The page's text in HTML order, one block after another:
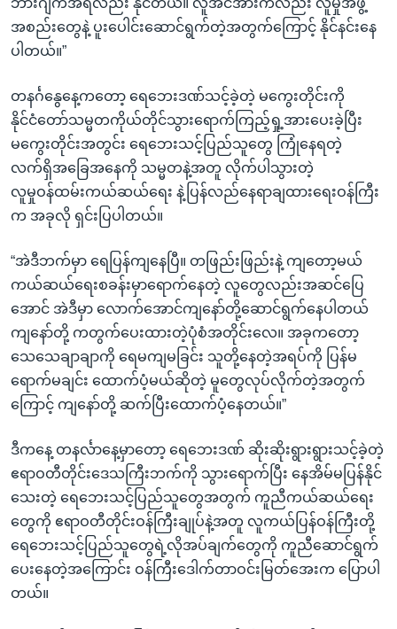
အစည်းတွေနဲ့ ပူးပေါင်းဆောင်ရွက်တဲ့အတွက်ကြောင့် နိုင်နင်းနေ
ပါတယ်။”
တနင်္ဂနွေနေ့ကတော့ ရေဘေးဒဏ်သင့်ခဲ့တဲ့ မကွေးတိုင်းကို
နိုင်ငံတော်သမ္မတကိုယ်တိုင်သွားရောက်ကြည့်ရှု့အားပေးခဲ့ပြီး
မကွေးတိုင်းအတွင်း ရေဘေးသင့်ပြည်သူတွေ ကြုံနေရတဲ့
လက်ရှိအခြေအနေကို သမ္မတနဲ့အတူ လိုက်ပါသွားတဲ့
လူမှုဝန်ထမ်းကယ်ဆယ်ရေး နဲ့ပြန်လည်နေရာချထားရေးဝန်ကြီး
က အခုလို ရှင်းပြပါတယ်။
“အဲဒီဘက်မှာ ရေပြန်ကျနေပြီ။ တဖြည်းဖြည်းနဲ့ ကျတော့မယ်
ကယ်ဆယ်ရေးစခန်းမှာရောက်နေတဲ့ လူတွေလည်းအဆင်ပြေ
အောင် အဲဒီမှာ လောက်အောင်ကျနော်တို့ဆောင်ရွက်နေပါတယ်
ကျနော်တို့ ကတွက်ပေးထားတဲ့ပုံစံအတိုင်းလေ။ အခုကတော့
သေသေချာချာကို ရေမကျမခြင်း သူတို့နေတဲ့အရပ်ကို ပြန်မ
ရောက်မချင်း ထောက်ပံ့မယ်ဆိုတဲ့ မူတွေလုပ်လိုက်တဲ့အတွက်
ကြောင့် ကျနော်တို့ ဆက်ပြီးထောက်ပံ့နေတယ်။”
ဒီကနေ့ တနင်္လာနေ့မှာတော့ ရေဘေးဒဏ် ဆိုးဆိုးရွားရွားသင့်ခဲ့တဲ့
ဧရာဝတီတိုင်းဒေသကြီးဘက်ကို သွားရောက်ပြီး နေအိမ်မပြန်နိုင်
သေးတဲ့ ရေဘေးသင့်ပြည်သူတွေအတွက် ကူညီကယ်ဆယ်ရေး
တွေကို ဧရာဝတီတိုင်းဝန်ကြီးချုပ်နဲ့အတူ လူကယ်ပြန်ဝန်ကြီးတို့
ရေဘေးသင့်ပြည်သူတွေရဲ့လိုအပ်ချက်တွေကို ကူညီဆောင်ရွက်
ပေးနေတဲ့အကြောင်း ဝန်ကြီးဒေါက်တာဝင်းမြတ်အေးက ပြောပါ
တယ်။